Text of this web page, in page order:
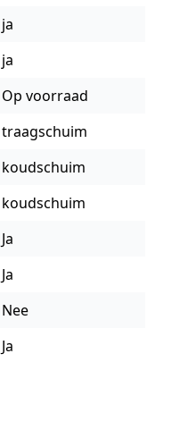
ja
ja
Op voorraad
traagschuim
koudschuim
koudschuim
Ja
Ja
Nee
Ja